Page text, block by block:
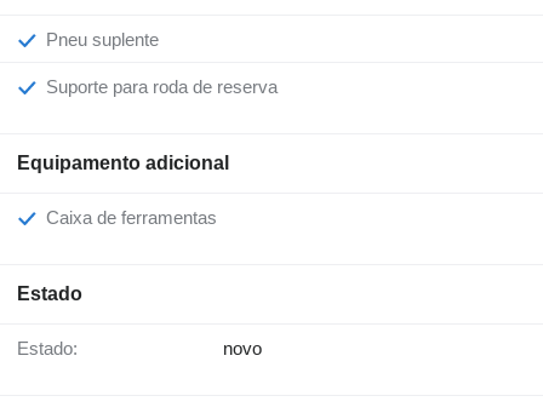
Pneu suplente
Suporte para roda de reserva
Equipamento adicional
Caixa de ferramentas
Estado
Estado: novo